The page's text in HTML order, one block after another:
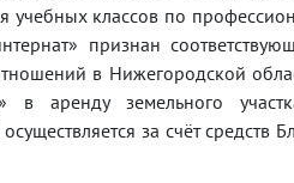
учебных классов по
признан
в Нижегородской
аренду земельного
за счёт средств